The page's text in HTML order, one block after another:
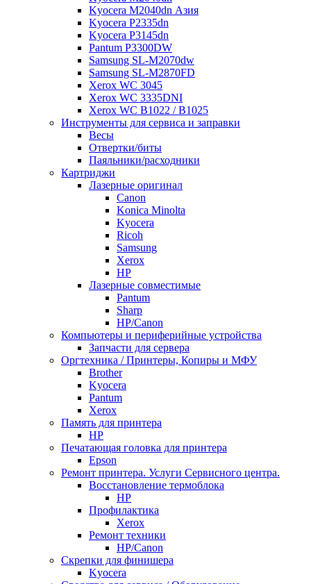
Kyocera M2040dn Азия
Kyocera P2335dn
Kyocera P3145dn
Pantum P3300DW
Samsung SL-M2070dw
Samsung SL-M2870FD
Xerox WC 3045
Xerox WC 3335DNI
Xerox WC B1022 / B1025
Инструменты для сервиса и заправки
Весы
Отвертки/биты
Паяльники/расходники
Картриджи
Лазерные оригинал
Canon
Konica Minolta
Kyocera
Ricoh
Samsung
Xerox
НР
Лазерные совместимые
Pantum
Sharp
НР/Сanon
Компьютеры и периферийные устройства
Запчасти для сервера
Оргтехника / Принтеры, Копиры и МФУ
Brother
Kyocera
Pantum
Xerox
Память для принтера
HP
Печатающая головка для принтера
Epson
Ремонт принтера. Услуги Сервисного центра.
Восстановление термоблока
HP
Профилактика
Xerox
Ремонт техники
HP/Canon
Скрепки для финишера
Kyocera